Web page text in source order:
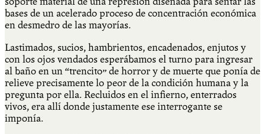
bases de un acelerado proceso de concentración económica
en desmedro de las mayorías.
Lastimados, sucios, hambrientos, encadenados, enjutos y
con los ojos vendados esperábamos el turno para ingresar
al baño en un “trencito” de horror y de muerte que ponía de
relieve precisamente lo peor de la condición humana y la
pregunta por ella. Recluidos en el infierno, enterrados
vivos, era allí donde justamente ese interrogante se
imponía.